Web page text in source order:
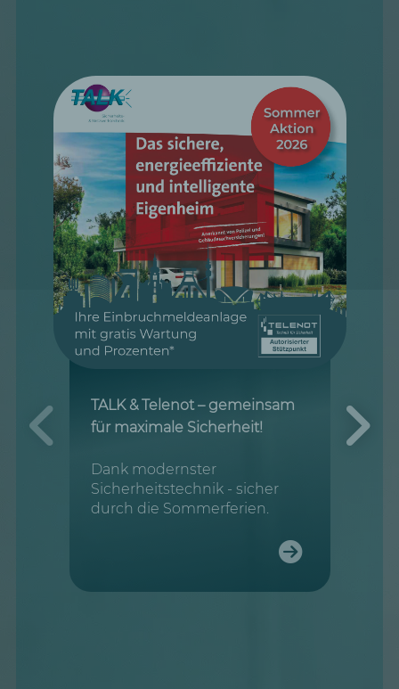
TALK & Telenot – gemeinsam
für maximale Sicherheit!
Dank modernster
Sicherheitstechnik - sicher
durch die Sommerferien.